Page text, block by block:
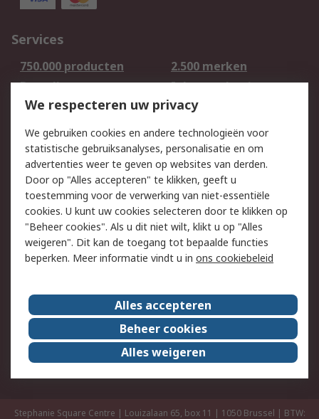
Services
750.000 producten
2.500 merken
Bestellen
Inkoopoplossingen
Retouren
Technisch advies
Track & Trace
Wettelijk
Cookiebeleid
Email veiligheid
Privacybeleid -
Bijgewerkt
Websitevoorwaarden
Algemene
verkoopvoorwaarden
Over RS
RS Group
Over ons
RS wereldwijd
Werken bij RS
ESG
Stephanie Square Centre | Louizalaan 65, box 11 | 1050 Brussel | BTW:
We respecteren uw privacy
We gebruiken cookies en andere technologieën voor
statistische gebruiksanalyses, personalisatie en om
advertenties weer te geven op websites van derden.
Door op "Alles accepteren" te klikken, geeft u
toestemming voor de verwerking van niet-essentiële
cookies. U kunt uw cookies selecteren door te klikken op
"Beheer cookies". Als u dit niet wilt, klikt u op "Alles
weigeren". Dit kan de toegang tot bepaalde functies
beperken. Meer informatie vindt u in ons cookiebeleid
Alles accepteren
Beheer cookies
Alles weigeren